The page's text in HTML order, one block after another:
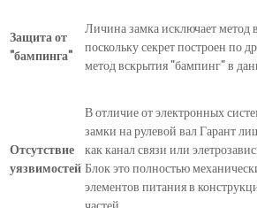
Защита от
"бампинга"
Личина замка исключает метод
поскольку секрет построен по
метод вскрытия "бампинг" в
Отсутствие
уязвимостей
В отличие от электронных
замки на рулевой вал Гарант
как канал связи или
Блок это полностью
элементов питания в